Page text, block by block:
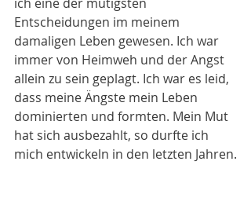
Entscheidungen im meinem
damaligen Leben gewesen. Ich war
immer von Heimweh und der Angst
allein zu sein geplagt. Ich war es leid,
dass meine Ängste mein Leben
dominierten und formten. Mein Mut
hat sich ausbezahlt, so durfte ich
mich entwickeln in den letzten Jahren.